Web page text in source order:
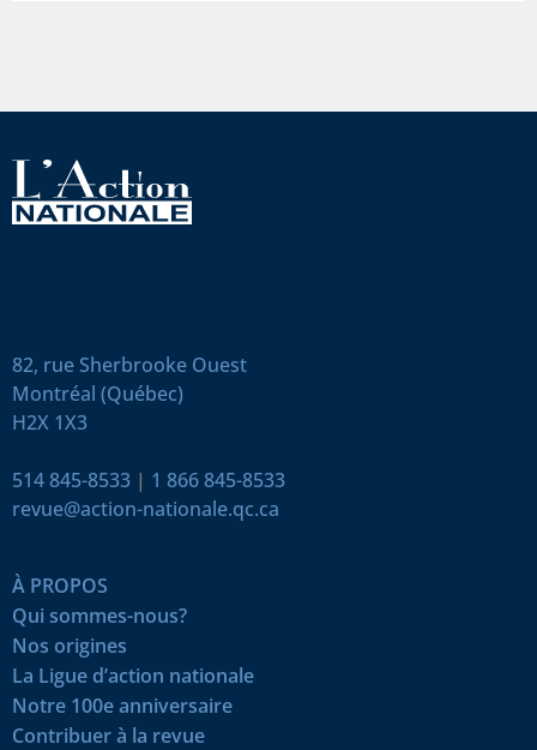
82, rue Sherbrooke Ouest
Montréal (Québec)
H2X 1X3
514 845-8533 | 1 866 845-8533
revue@action-nationale.qc.ca
À PROPOS
Qui sommes-nous?
Nos origines
La Ligue d’action nationale
Notre 100e anniversaire
Contribuer à la revue